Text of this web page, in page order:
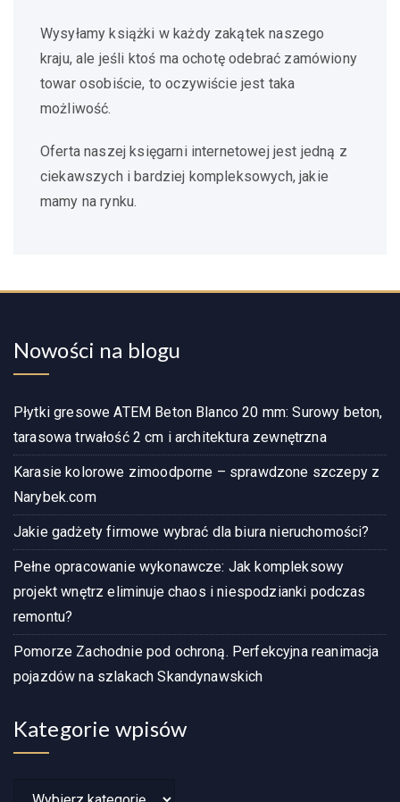
Wysyłamy książki w każdy zakątek naszego
kraju, ale jeśli ktoś ma ochotę odebrać zamówiony
towar osobiście, to oczywiście jest taka
możliwość.
Oferta naszej księgarni internetowej jest jedną z
ciekawszych i bardziej kompleksowych, jakie
mamy na rynku.
Nowości na blogu
Płytki gresowe ATEM Beton Blanco 20 mm: Surowy beton,
tarasowa trwałość 2 cm i architektura zewnętrzna
Karasie kolorowe zimoodporne – sprawdzone szczepy z
Narybek.com
Jakie gadżety firmowe wybrać dla biura nieruchomości?
Pełne opracowanie wykonawcze: Jak kompleksowy
projekt wnętrz eliminuje chaos i niespodzianki podczas
remontu?
Pomorze Zachodnie pod ochroną. Perfekcyjna reanimacja
pojazdów na szlakach Skandynawskich
Kategorie wpisów
Kategorie